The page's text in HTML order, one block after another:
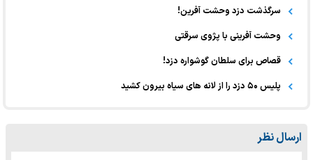
سرگذشت دزد وحشت آفرین!
وحشت آفرینی با پژوی سرقتی
قصاص برای سلطان گوشواره دزد!
پلیس ۵۰ دزد را از لانه های سیاه بیرون کشید
ارسال نظر